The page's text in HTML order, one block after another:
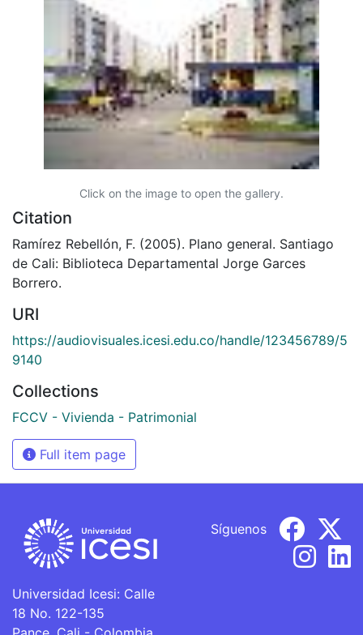
Click on the image to open the gallery.
Citation
Ramírez Rebellón, F. (2005). Plano general. Santiago
de Cali: Biblioteca Departamental Jorge Garces
Borrero.
URI
https://audiovisuales.icesi.edu.co/handle/123456789/5
9140
Collections
FCCV - Vivienda - Patrimonial
Full item page
Universidad Icesi: Calle
18 No. 122-135
Síguenos